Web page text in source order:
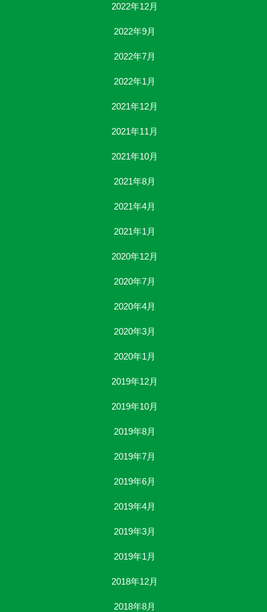
2022年12月
2022年9月
2022年7月
2022年1月
2021年12月
2021年11月
2021年10月
2021年8月
2021年4月
2021年1月
2020年12月
2020年7月
2020年4月
2020年3月
2020年1月
2019年12月
2019年10月
2019年8月
2019年7月
2019年6月
2019年4月
2019年3月
2019年1月
2018年12月
2018年8月